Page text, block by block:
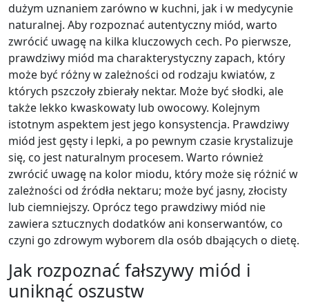
dużym uznaniem zarówno w kuchni, jak i w medycynie
naturalnej. Aby rozpoznać autentyczny miód, warto
zwrócić uwagę na kilka kluczowych cech. Po pierwsze,
prawdziwy miód ma charakterystyczny zapach, który
może być różny w zależności od rodzaju kwiatów, z
których pszczoły zbierały nektar. Może być słodki, ale
także lekko kwaskowaty lub owocowy. Kolejnym
istotnym aspektem jest jego konsystencja. Prawdziwy
miód jest gęsty i lepki, a po pewnym czasie krystalizuje
się, co jest naturalnym procesem. Warto również
zwrócić uwagę na kolor miodu, który może się różnić w
zależności od źródła nektaru; może być jasny, złocisty
lub ciemniejszy. Oprócz tego prawdziwy miód nie
zawiera sztucznych dodatków ani konserwantów, co
czyni go zdrowym wyborem dla osób dbających o dietę.
Jak rozpoznać fałszywy miód i
uniknąć oszustw